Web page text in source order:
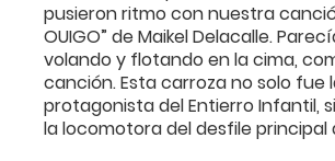
pusieron ritmo con nuestra
OUIGO” de Maikel Delacalle.
volando y flotando en la cima,
canción. Esta carroza no solo fue
protagonista del Entierro Infantil,
la locomotora del desfile principal